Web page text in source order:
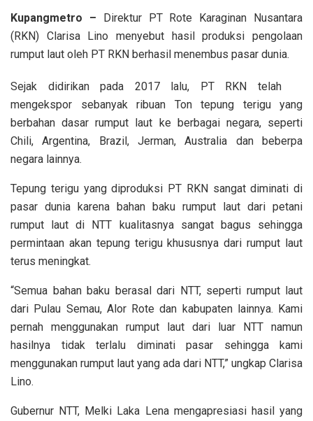
Kupangmetro – Direktur PT Rote Karaginan Nusantara
(RKN) Clarisa Lino menyebut hasil produksi pengolaan
rumput laut oleh PT RKN berhasil menembus pasar dunia.
Sejak didirikan pada 2017 lalu, PT RKN telah
mengekspor sebanyak ribuan Ton tepung terigu yang
berbahan dasar rumput laut ke berbagai negara, seperti
Chili, Argentina, Brazil, Jerman, Australia dan beberpa
negara lainnya.
Tepung terigu yang diproduksi PT RKN sangat diminati di
pasar dunia karena bahan baku rumput laut dari petani
rumput laut di NTT kualitasnya sangat bagus sehingga
permintaan akan tepung terigu khususnya dari rumput laut
terus meningkat.
“Semua bahan baku berasal dari NTT, seperti rumput laut
dari Pulau Semau, Alor Rote dan kabupaten lainnya. Kami
pernah menggunakan rumput laut dari luar NTT namun
hasilnya tidak terlalu diminati pasar sehingga kami
menggunakan rumput laut yang ada dari NTT,” ungkap Clarisa
Lino.
Gubernur NTT, Melki Laka Lena mengapresiasi hasil yang